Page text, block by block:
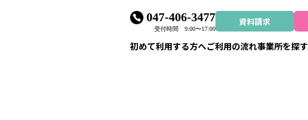
047-406-3477
受付時間 9:00〜17:00
資料請求
初めて利用する方へご利用の流れ事業所を探す